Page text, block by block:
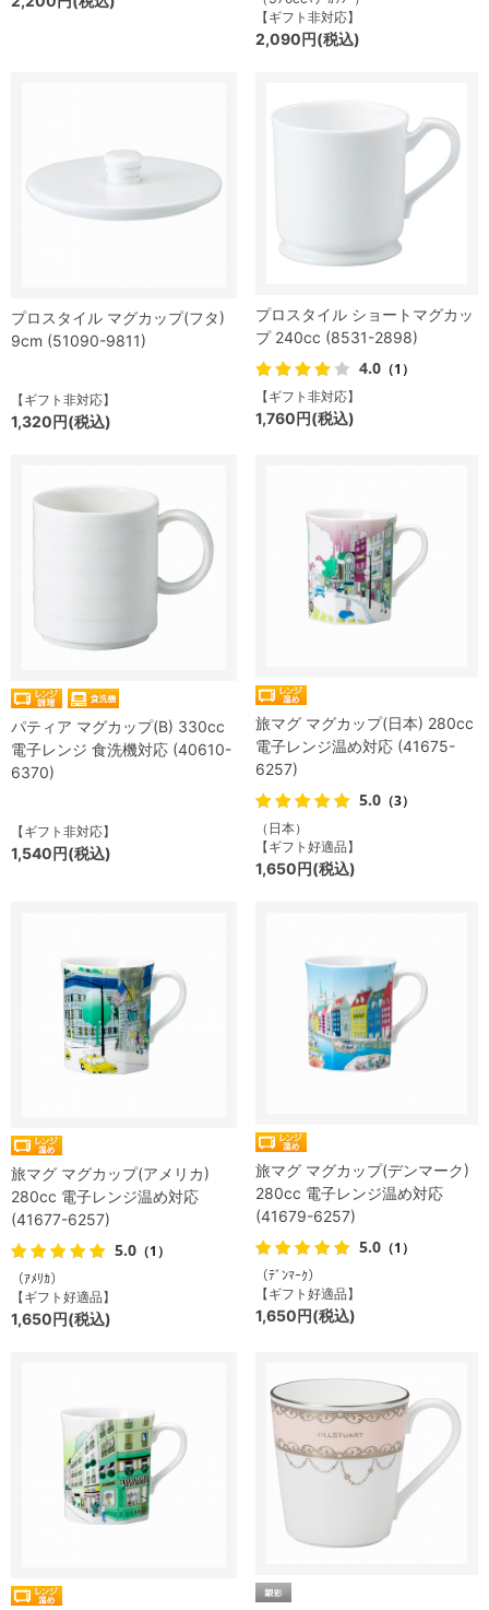
【ギフト非対応】
2,090円(税込)
プロスタイル マグカップ(フタ)
9cm (51090-9811)
【ギフト非対応】
1,320円(税込)
プロスタイル ショートマグカッ
プ 240cc (8531-2898)
4.0 （1）
【ギフト非対応】
1,760円(税込)
パティア マグカップ(B) 330cc
電子レンジ 食洗機対応 (40610-
6370)
【ギフト非対応】
1,540円(税込)
旅マグ マグカップ(日本) 280cc
電子レンジ温め対応 (41675-
6257)
5.0 （3）
（日本）
【ギフト好適品】
1,650円(税込)
旅マグ マグカップ(アメリカ)
280cc 電子レンジ温め対応
(41677-6257)
5.0 （1）
（ｱﾒﾘｶ）
【ギフト好適品】
1,650円(税込)
旅マグ マグカップ(デンマーク)
280cc 電子レンジ温め対応
(41679-6257)
5.0 （1）
（ﾃﾞﾝﾏｰｸ）
【ギフト好適品】
1,650円(税込)